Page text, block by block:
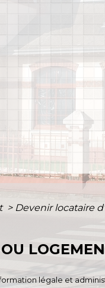
> Devenir locataire
légale et